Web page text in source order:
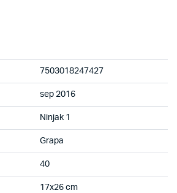
7503018247427
sep 2016
Ninjak 1
Grapa
40
17x26 cm